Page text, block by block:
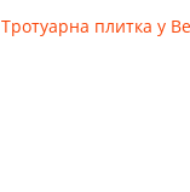
Тротуарна плитка у